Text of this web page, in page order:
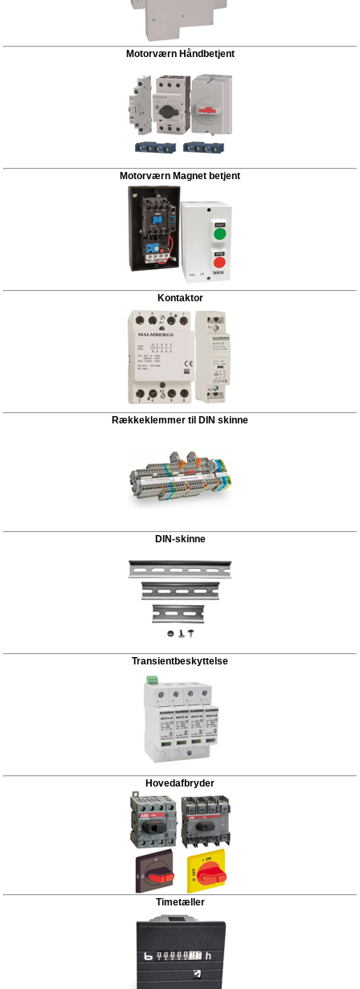
Motorværn Håndbetjent
Motorværn Magnet betjent
Kontaktor
Rækkeklemmer til DIN skinne
DIN-skinne
Transientbeskyttelse
Hovedafbryder
Timetæller